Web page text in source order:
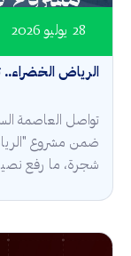
الرياض
28 يوليو 2026
تواصل العاصمة
شجرة، ما رفع